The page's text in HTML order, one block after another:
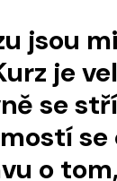
jsou
je
se
o
dát
s
bylo